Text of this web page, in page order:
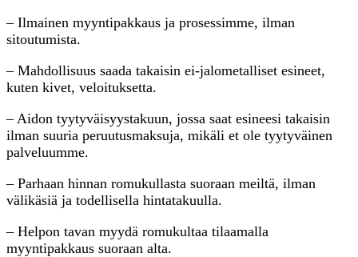
– Ilmainen myyntipakkaus ja prosessimme, ilman
sitoutumista.
– Mahdollisuus saada takaisin ei-jalometalliset esineet,
kuten kivet, veloituksetta.
– Aidon tyytyväisyystakuun, jossa saat esineesi takaisin
ilman suuria peruutusmaksuja, mikäli et ole tyytyväinen
palveluumme.
– Parhaan hinnan romukullasta suoraan meiltä, ilman
välikäsiä ja todellisella hintatakuulla.
– Helpon tavan myydä romukultaa tilaamalla
myyntipakkaus suoraan alta.